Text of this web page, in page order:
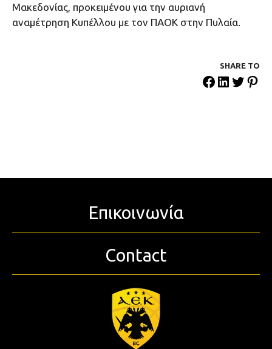
Μακεδονίας, προκειμένου για την αυριανή
αναμέτρηση Κυπέλλου με τον ΠΑΟΚ στην Πυλαία.
SHARE ΤΟ
Επικοινωνία
Contact